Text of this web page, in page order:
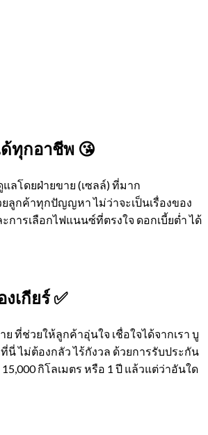
ทุกอาชีพ 😘
ลโดยฝ่ายขาย (เซลล์) ที่มาก
ลูกค้าทุกปัญญหา ไม่ว่าจะเป็นเรื่องของ
การเลือกไฟแนนซ์ที่ตรงใจ ดอกเบี้ยต่ำ ได้
เกียร์ ✅
ที่ช่วยให้ลูกค้าอุ่นใจ เชื่อใจได้จากเรา บู
นี่ ไม่ต้องกลัว ไร้กังวล ด้วยการรับประกัน
15,000 กิโลเมตร หรือ 1 ปี แล้วแต่ว่าอันใด